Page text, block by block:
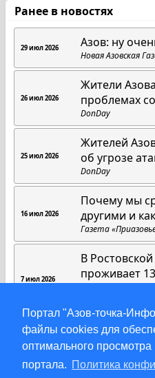
Портал "Азов-точка-
файлы cookies для
оптимального
портала. Политика
Ранее в новостях
29 июл 2026 Азов: ну
Новая Азовская
26 июл 2026
Жители
проблемах
DonDay
25 июл 2026
Жителей
об угрозе
DonDay
16 июл 2026
Почему мы
другими и
Газета
7 июл 2026
В
проживает
мужчин и
Пресс-служба